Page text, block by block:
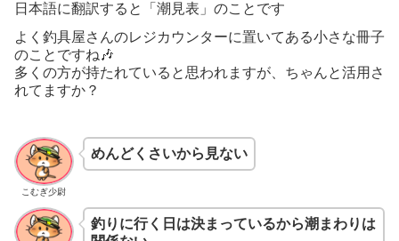
日本語に翻訳すると「潮見表」のことです
よく釣具屋さんのレジカウンターに置いてある小さな冊子
のことですね🎶
多くの方が持たれていると思われますが、ちゃんと活用さ
れてますか？
こむぎ少尉
めんどくさいから見ない
釣りに行く日は決まっているから潮まわりは